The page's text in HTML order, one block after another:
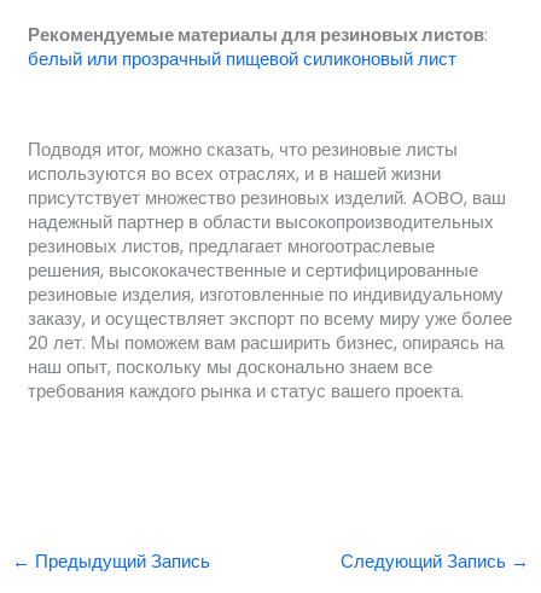
Рекомендуемые материалы для резиновых листов:
белый или прозрачный пищевой силиконовый лист
Подводя итог, можно сказать, что резиновые листы
используются во всех отраслях, и в нашей жизни
присутствует множество резиновых изделий. AOBO, ваш
надежный партнер в области высокопроизводительных
резиновых листов, предлагает многоотраслевые
решения, высококачественные и сертифицированные
резиновые изделия, изготовленные по индивидуальному
заказу, и осуществляет экспорт по всему миру уже более
20 лет. Мы поможем вам расширить бизнес, опираясь на
наш опыт, поскольку мы досконально знаем все
требования каждого рынка и статус вашего проекта.
← Предыдущий Запись Следующий Запись →